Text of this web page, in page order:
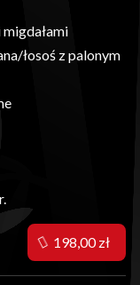
łosoś z palonym